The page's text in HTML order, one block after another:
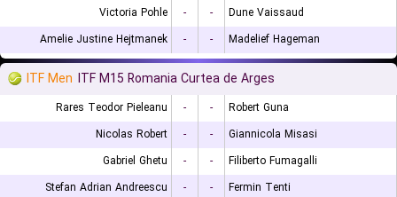
Victoria Pohle - -
Dune Vaissaud
Amelie Justine Hejtmanek
- - Madelief Hageman
ITF Men ITF M15 Romania Curtea de Arges
Rares Teodor Pieleanu - -
Robert Guna
Nicolas Robert
- -
Giannicola Misasi
Gabriel Ghetu
- -
Filiberto Fumagalli
Stefan Adrian Andreescu
- - Fermin Tenti